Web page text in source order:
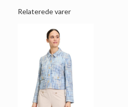
Relaterede varer